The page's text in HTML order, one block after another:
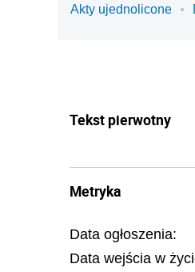
Akty ujednolicone
Tekst pierwotny
Metryka
Data ogłoszenia:
Data wejścia w